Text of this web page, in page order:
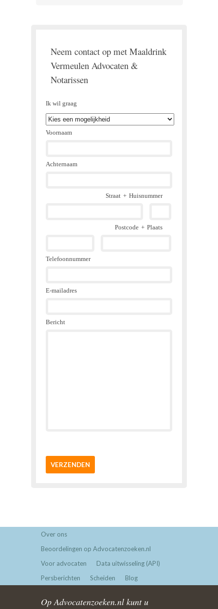
Neem contact op met Maaldrink
Vermeulen Advocaten &
Notarissen
Ik wil graag
Voornaam
Achternaam
Straat + Huisnummer
Postcode + Plaats
Telefoonnummer
E-mailadres
Bericht
VERZENDEN
Over ons
Beoordelingen op Advocatenzoeken.nl
Voor advocaten
Data uitwisseling (API)
Persberichten
Scheiden Blog
Op Advocatenzoeken.nl kunt u